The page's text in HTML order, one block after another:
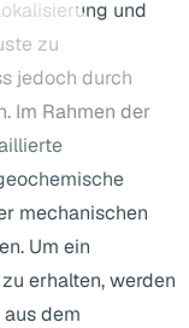
und
zu
jedoch durch
Im Rahmen der
mechanischen
Um ein
erhalten, werden
dem